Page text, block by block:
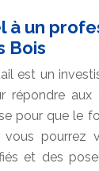
à un
Bois
est un
répondre aux
pour que le
pourrez
et des